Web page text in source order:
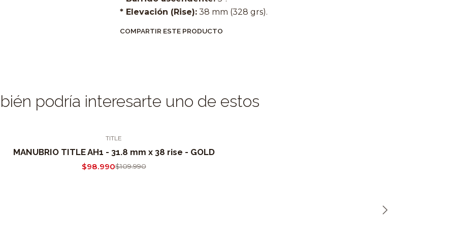
* Elevación (Rise): 38 mm (328 grs).
COMPARTIR ESTE PRODUCTO
podría interesarte uno de estos
TITLE
MANUBRIO TITLE AH1 - 31.8 mm x 38 rise - GOLD
$98.990$109.990